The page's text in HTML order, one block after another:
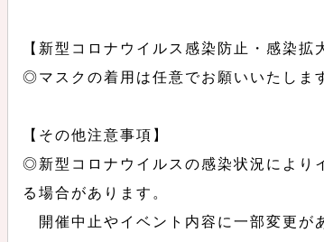
【新型コロナウイルス感染防止・感染拡
◎マスクの着用は任意でお願いいたしま
【その他注意事項】
◎新型コロナウイルスの感染状況により
る場合があります。
開催中止やイベント内容に一部変更が